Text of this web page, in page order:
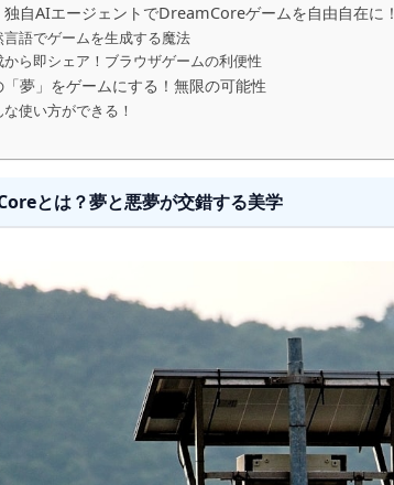
独自AIエージェントでDreamCoreゲームを自由自在に！
言語でゲームを生成する魔法
から即シェア！ブラウザゲームの利便性
夢」をゲームにする！無限の可能性
な使い方ができる！
とは？夢と悪夢が交錯する美学